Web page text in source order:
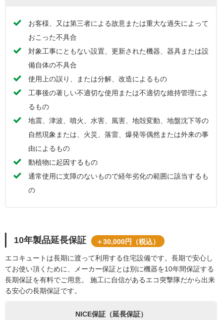
お客様、又は第三者による故意または重大な過失によって
おこった不具合
対象工事にともない設置、更新された機器、器具または設
備自体の不具合
使用上の誤り、または分解、改造によるもの
工事後の著しい不適切な使用または不適切な維持管理によ
るもの
地震、津波、噴火、水害、風害、地殻変動、地盤沈下等の
自然現象または、火災、落雷、爆発等偶然または外来の事
由によるもの
動植物に起因するもの
通常使用に支障のないもので経年劣化の範囲に該当するも
の
10年製品延長保証 ＋30,000円（税込）
エコキュートは長期に渡って利用する住宅設備です。長期で安心し
てお使い頂くために、メーカー保証とは別に機器を10年間保証する
長期保証を有料でご用意。 施工に自信があるエコ突撃隊だから出来
る安心の長期保証です。
NICE保証（延長保証）